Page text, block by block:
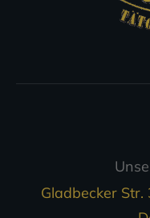
Gladbecker